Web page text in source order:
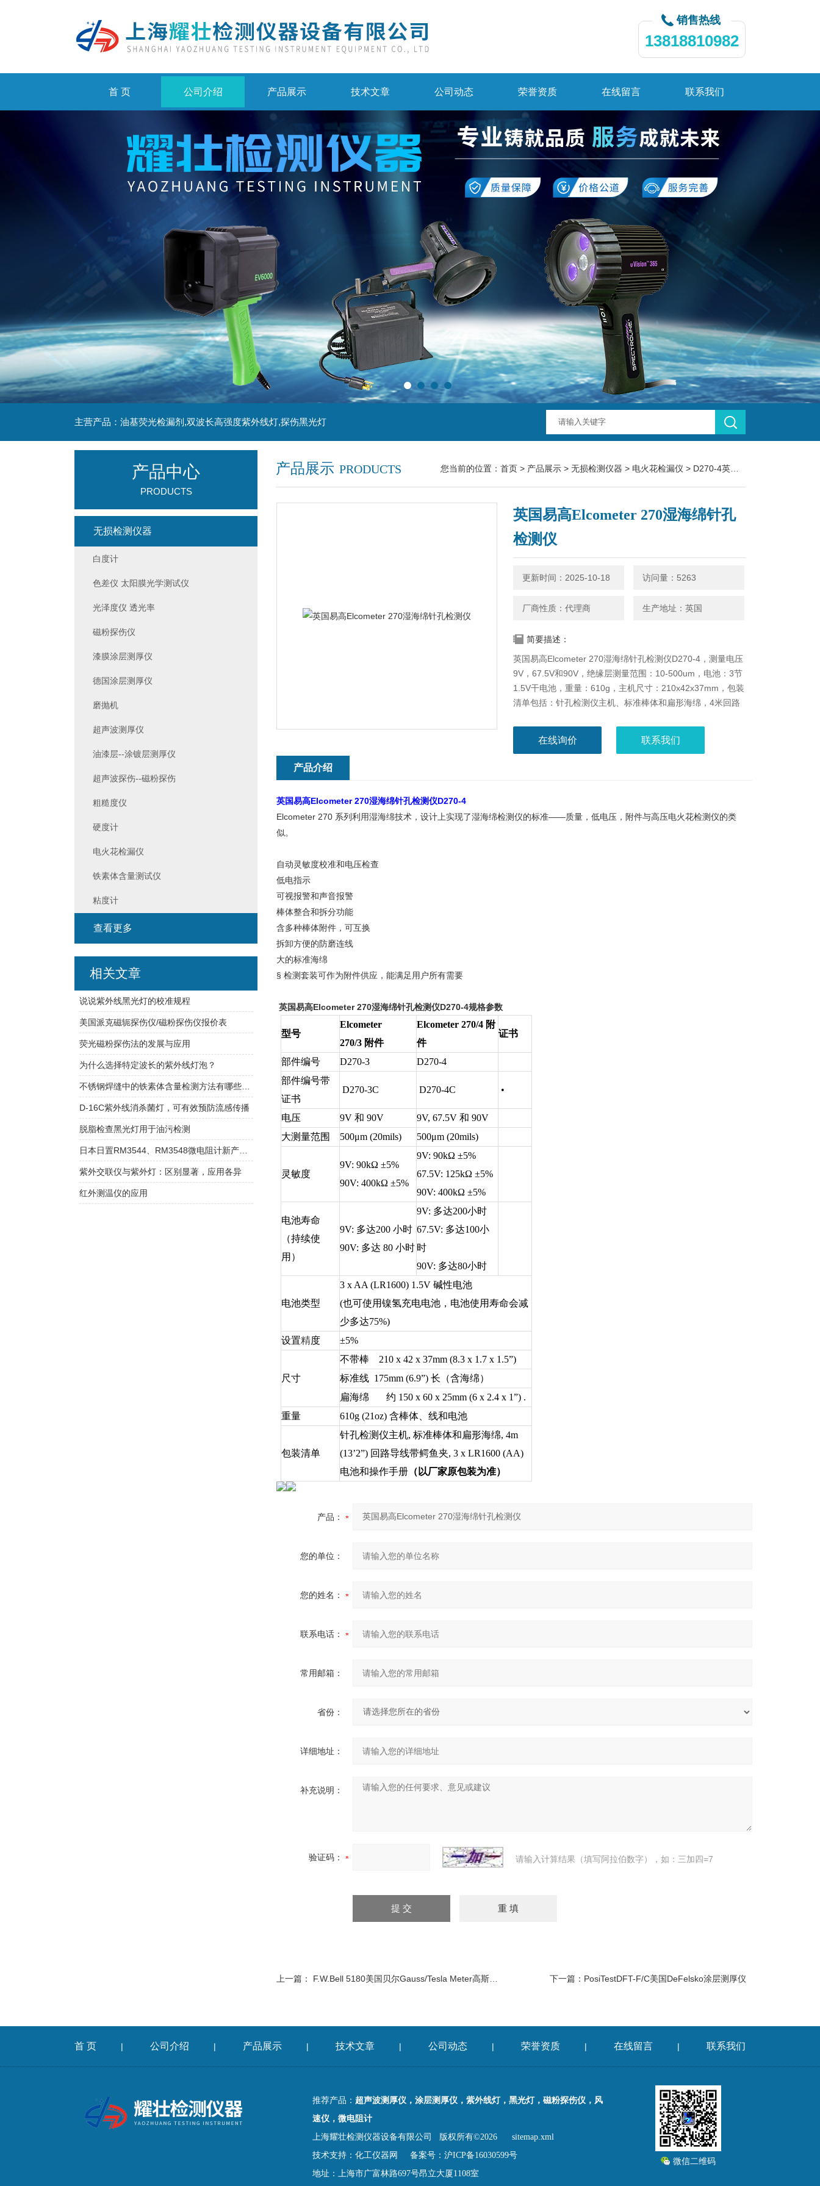
销售热线
13818810982
首 页 公司介绍 产品展示 技术文章 公司动态 荣誉资质 在线留言 联系我们
主营产品：油基荧光检漏剂,双波长高强度紫外线灯,探伤黑光灯
产品展示 PRODUCTS 您当前的位置： 首页 > 产品展示 > 无损检测仪器 > 电火花检漏仪 > D270-4英国易高Elcometer 270湿海绵针孔检测仪
英国易高Elcometer 270湿海绵针孔
检测仪
更新时间：2025-10-18 访问量：5263
厂商性质：代理商 生产地址：英国
简要描述：
英国易高Elcometer 270湿海绵针孔检测仪D270-4，测量电压
9V，67.5V和90V，绝缘层测量范围：10-500um，电池：3节
1.5V干电池，重量：610g，主机尺寸：210x42x37mm，包装
清单包括：针孔检测仪主机、标准棒体和扁形海绵，4米回路
在线询价 联系我们
产品介绍
英国易高Elcometer 270湿海绵针孔检测仪D270-4
Elcometer 270 系列利用湿海绵技术，设计上实现了湿海绵检测仪的标准——质量，低电压，附件与高压电火花检测仪的类
似。
自动灵敏度校准和电压检查
低电指示
可视报警和声音报警
棒体整合和拆分功能
含多种棒体附件，可互换
拆卸方便的防磨连线
大的标准海绵
§ 检测套装可作为附件供应，能满足用户所有需要
英国易高Elcometer 270湿海绵针孔检测仪D270-4规格参数
型号
Elcometer
270/3 附件
Elcometer 270/4 附
件
证书
部件编号 D270-3
D270-4
部件编号带
证书
D270-3C D270-4C •
电压 9V 和 90V
9V, 67.5V 和 90V
大测量范围
500μm (20mils) 500μm (20mils)
灵敏度
9V: 90kΩ ±5%
90V: 400kΩ ±5%
9V: 90kΩ ±5%
67.5V: 125kΩ ±5%
90V: 400kΩ ±5%
电池寿命
（持续使
用）
9V: 多达200 小时
90V: 多达 80 小时
9V: 多达200小时
67.5V: 多达100小
时
90V: 多达80小时
电池类型
3 x AA (LR1600) 1.5V 碱性电池
(也可使用镍氢充电电池，电池使用寿命会减
少多达75%)
设置精度 ±5%
尺寸
不带棒 210 x 42 x 37mm (8.3 x 1.7 x 1.5”)
标准线 175mm (6.9”) 长（含海绵）
扁海绵 约 150 x 60 x 25mm (6 x 2.4 x 1”) .
重量
610g (21oz) 含棒体、线和电池
包装清单
针孔检测仪主机, 标准棒体和扁形海绵, 4m
(13’2”) 回路导线带鳄鱼夹, 3 x LR1600 (AA)
电池和操作手册 （以厂家原包装为准）
产品：
您的单位：
您的姓名：
联系电话：
常用邮箱：
省份：
详细地址：
补充说明：
验证码： 请输入计算结果（填写阿拉伯数字），如：三加四=7
上一篇： F.W.Bell 5180美国贝尔Gauss/Tesla Meter高斯计特斯拉计 下一篇： PosiTestDFT-F/C美国DeFelsko涂层测厚仪
产品中心
PRODUCTS
无损检测仪器
白度计
色差仪 太阳膜光学测试仪
光泽度仪 透光率
磁粉探伤仪
漆膜涂层测厚仪
德国涂层测厚仪
磨抛机
超声波测厚仪
油漆层--涂镀层测厚仪
超声波探伤--磁粉探伤
粗糙度仪
硬度计
电火花检漏仪
铁素体含量测试仪
粘度计
查看更多
相关文章
说说紫外线黑光灯的校准规程
美国派克磁轭探伤仪/磁粉探伤仪报价表
荧光磁粉探伤法的发展与应用
为什么选择特定波长的紫外线灯泡？
不锈钢焊缝中的铁素体含量检测方法有哪些呢？
D-16C紫外线消杀菌灯，可有效预防流感传播
脱脂检查黑光灯用于油污检测
日本日置RM3544、RM3548微电阻计新产品上市销售
紫外交联仪与紫外灯：区别显著，应用各异
红外测温仪的应用
首 页 | 公司介绍 | 产品展示 | 技术文章 | 公司动态 | 荣誉资质 | 在线留言 | 联系我们
推荐产品： 超声波测厚仪，涂层测厚仪，紫外线灯，黑光灯，磁粉探伤仪，风
速仪，微电阻计
上海耀壮检测仪器设备有限公司 版权所有©2026 sitemap.xml
技术支持： 化工仪器网
备案号：沪ICP备16030599号
地址：上海市广富林路697号昂立大厦1108室
微信二维码